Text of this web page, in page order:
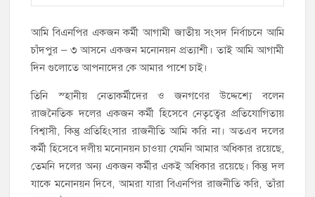
আমি বিএনপির একজন কর্মী আগামী জাতীয় সংসদ নির্বাচনে আমি
চাঁদপুর – ৩ আসনে একজন মনোনয়ন প্রত্যাশী। তাই আমি আগামী
দিন গুলোতে আপনাদের কে আমার পাশে চাই।
তিনি স্হানীয় নেতাকর্মীদের ও জনগণের উদ্দেশ্যে বলেন
রাজনৈতিক দলের একজন কর্মী হিসেবে নেতৃত্বের প্রতিযোগিতায়
বিশ্বাসী, কিন্তু প্রতিহিংসার রাজনীতি আমি করি না। অতএব দলের
কর্মী হিসেবে দলীয় মনোনয়ন চাওয়া যেমনি আমার অধিকার রয়েছে,
তেমনি দলের অন্য একজন কর্মীর একই অধিকার রয়েছে। কিন্তু দল
যাকে মনোনয়ন দিবে, আমরা যারা বিএনপির রাজনীতি করি, তাঁরা